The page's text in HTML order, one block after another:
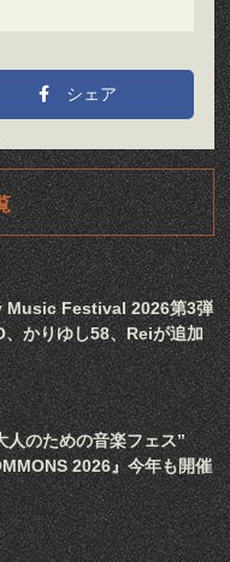
シェア
Music Festival 2026第3弾
、かりゆし58、Reiが追加
人のための音楽フェス”
2026』今年も開催